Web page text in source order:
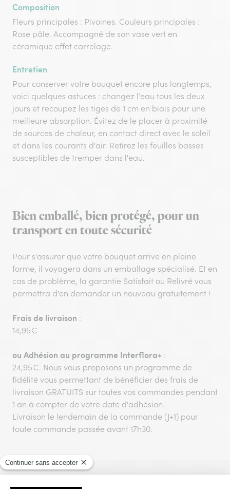
Composition
Fleurs principales : Pivoines. Couleurs principales :
Rose pâle. Accompagné de son vase vert en
céramique effet carrelage.
Entretien
Pour conserver votre bouquet encore plus longtemps,
voici quelques astuces : changez l’eau tous les deux
jours et recoupez les tiges de 1 cm en biais pour une
meilleure absorption. Évitez de le placer à proximité
de sources de chaleur, en contact direct avec le soleil
et dans les courants d'air. Retirez les feuilles basses
susceptibles de tremper dans l'eau.
Bien emballé, bien protégé, pour un
transport en toute sécurité
Pour s'assurer que votre bouquet arrive en pleine
forme, il voyagera dans un emballage spécialisé. Et en
cas de problème, la garantie Satisfait ou Relivré vous
permettra d'en demander un nouveau gratuitement !
Frais de livraison :
14,95€
ou Adhésion au programme Interflora+ :
24,95€. Nous vous proposons un programme de
fidélité vous permettant de bénéficier des frais de
livraison GRATUITS sur toutes vos commandes pendant
1 an à compter de votre date d'adhésion.
Livraison le lendemain de la commande (J+1) pour
toute commande passée avant 17h30.